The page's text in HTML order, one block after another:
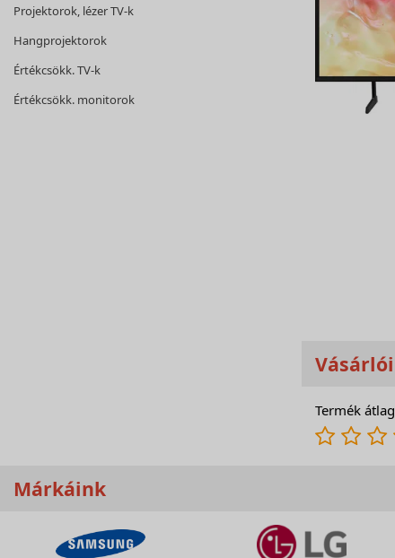
Projektorok, lézer TV-k
Hangprojektorok
Értékcsökk. TV-k
Értékcsökk. monitorok
Termék
Márkáink